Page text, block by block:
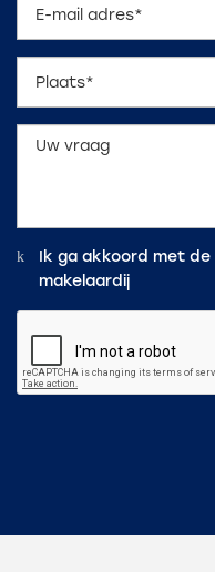
Ik ga akkoord met de
makelaardij